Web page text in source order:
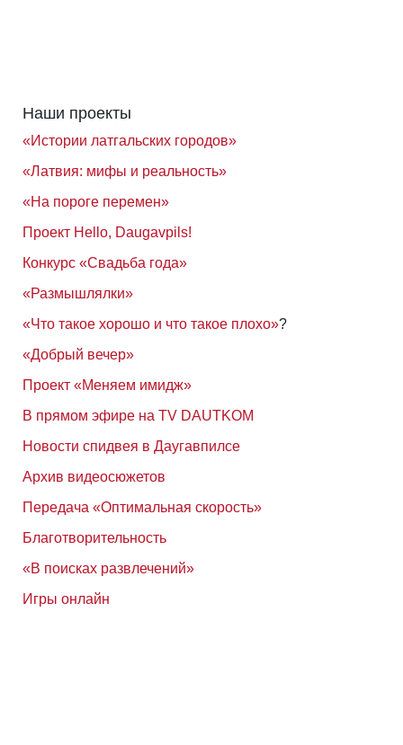
Наши проекты
«Истории латгальских городов»
«Латвия: мифы и реальность»
«На пороге перемен»
Проект Hello, Daugavpils!
Конкурс «Свадьба года»
«Размышлялки»
«Что такое хорошо и что такое плохо»?
«Добрый вечер»
Проект «Меняем имидж»
В прямом эфире на TV DAUTKOM
Новости спидвея в Даугавпилсе
Архив видеосюжетов
Передача «Оптимальная скорость»
Благотворительность
«В поисках развлечений»
Игры онлайн